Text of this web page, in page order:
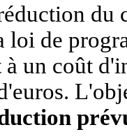
du
loi de
à un coût